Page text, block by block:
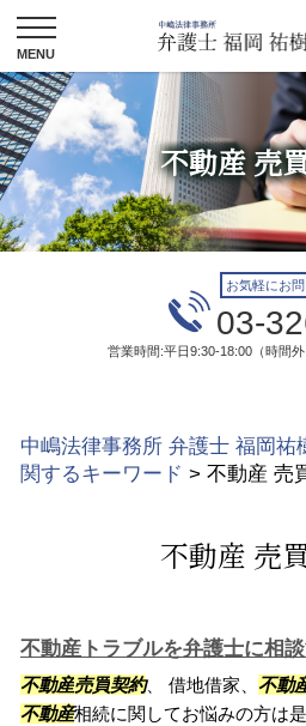
不動産 売
お気軽にお問
03-
営業時間:平日9:30-18:00（時間
中嶋法律事務所 弁護士 福岡祐
関するキーワード > 不動産 売
不動産 売
不動産トラブルを弁護士に相
不動産売買契約、 借地借家、 不動
不動産相続に関してお悩みの方は